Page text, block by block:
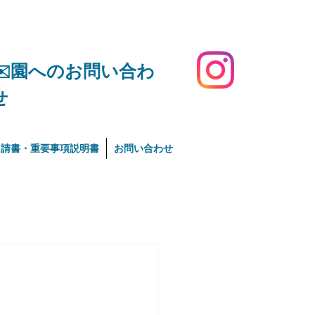
へのお問い合わ
書・重要事項説明書 お問い合わせ